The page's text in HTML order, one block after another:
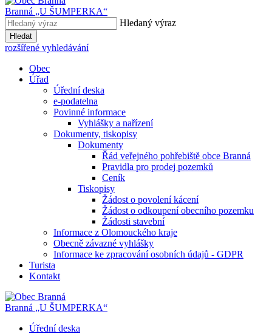
Branná „U ŠUMPERKA“
Hledaný výraz
Hledat
rozšířené vyhledávání
Obec
Úřad
Úřední deska
e-podatelna
Povinné informace
Vyhlášky a nařízení
Dokumenty, tiskopisy
Dokumenty
Řád veřejného pohřebiště obce Branná
Pravidla pro prodej pozemků
Ceník
Tiskopisy
Žádost o povolení kácení
Žádost o odkoupení obecního pozemku
Žádosti stavební
Informace z Olomouckého kraje
Obecně závazné vyhlášky
Informace ke zpracování osobních údajů - GDPR
Turista
Kontakt
Branná „U ŠUMPERKA“
Úřední deska